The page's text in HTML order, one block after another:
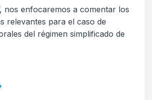
nos enfocaremos a comentar los
relevantes para el caso de
del régimen simplificado de